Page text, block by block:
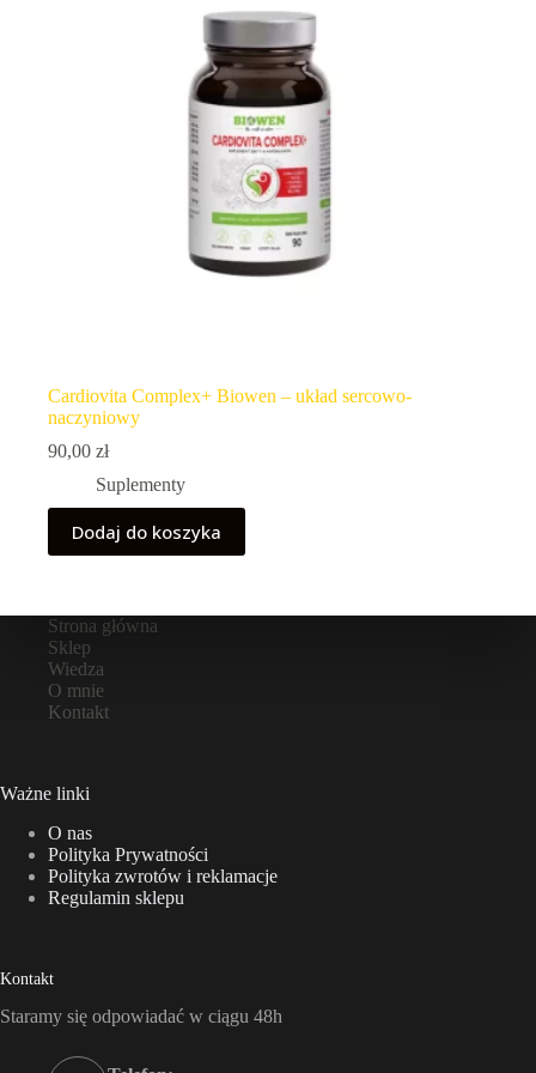
Cardiovita Complex+ Biowen – układ sercowo-
naczyniowy
90,00 zł
Suplementy
Dodaj do koszyka
Strona główna
Sklep
Wiedza
O mnie
Kontakt
Ważne linki
O nas
Polityka Prywatności
Polityka zwrotów i reklamacje
Regulamin sklepu
Kontakt
Staramy się odpowiadać w ciągu 48h